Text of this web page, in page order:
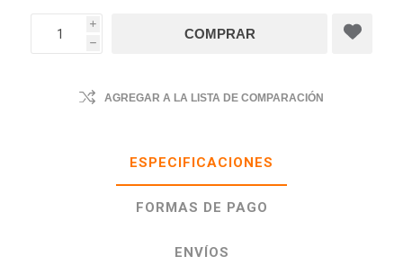
i
h
AGREGAR A LA LISTA DE COMPARACIÓN
ESPECIFICACIONES
FORMAS DE PAGO
ENVÍOS